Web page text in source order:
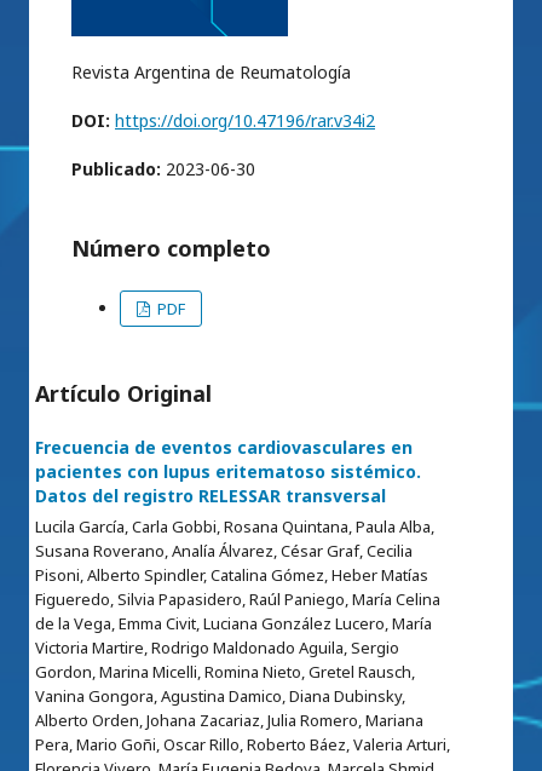
Revista Argentina de Reumatología
DOI: https://doi.org/10.47196/rar.v34i2
Publicado: 2023-06-30
Número completo
PDF
Artículo Original
Frecuencia de eventos cardiovasculares en
pacientes con lupus eritematoso sistémico.
Datos del registro RELESSAR transversal
Lucila García, Carla Gobbi, Rosana Quintana, Paula Alba,
Susana Roverano, Analía Álvarez, César Graf, Cecilia
Pisoni, Alberto Spindler, Catalina Gómez, Heber Matías
Figueredo, Silvia Papasidero, Raúl Paniego, María Celina
de la Vega, Emma Civit, Luciana González Lucero, María
Victoria Martire, Rodrigo Maldonado Aguila, Sergio
Gordon, Marina Micelli, Romina Nieto, Gretel Rausch,
Vanina Gongora, Agustina Damico, Diana Dubinsky,
Alberto Orden, Johana Zacariaz, Julia Romero, Mariana
Pera, Mario Goñi, Oscar Rillo, Roberto Báez, Valeria Arturi,